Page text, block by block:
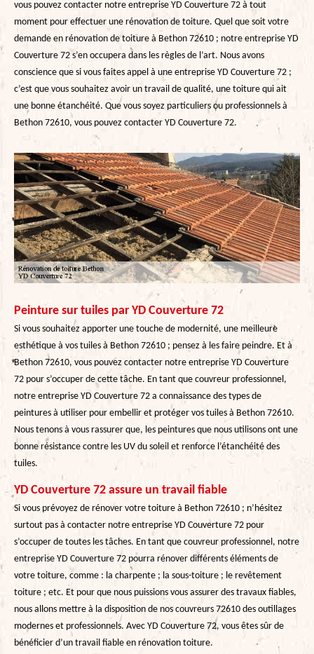
vous pouvez contacter notre entreprise YD Couverture 72 à tout
moment pour effectuer une rénovation de toiture. Quel que soit votre
demande en rénovation de toiture à Bethon 72610 ; notre entreprise YD
Couverture 72 s’en occupera dans les règles de l’art. Nous avons
conscience que si vous faites appel à une entreprise YD Couverture 72 ;
c’est que vous souhaitez avoir un travail de qualité, une toiture qui ait
une bonne étanchéité. Que vous soyez particuliers ou professionnels à
Bethon 72610, vous pouvez contacter YD Couverture 72.
Peinture sur tuiles par YD Couverture 72
Si vous souhaitez apporter une touche de modernité, une meilleure
esthétique à vos tuiles à Bethon 72610 ; pensez à les faire peindre. Et à
Bethon 72610, vous pouvez contacter notre entreprise YD Couverture
72 pour s’occuper de cette tâche. En tant que couvreur professionnel,
notre entreprise YD Couverture 72 a connaissance des types de
peintures à utiliser pour embellir et protéger vos tuiles à Bethon 72610.
Nous tenons à vous rassurer que, les peintures que nous utilisons ont une
bonne résistance contre les UV du soleil et renforce l’étanchéité des
tuiles.
YD Couverture 72 assure un travail fiable
Si vous prévoyez de rénover votre toiture à Bethon 72610 ; n’hésitez
surtout pas à contacter notre entreprise YD Couverture 72 pour
s’occuper de toutes les tâches. En tant que couvreur professionnel, notre
entreprise YD Couverture 72 pourra rénover différents éléments de
votre toiture, comme : la charpente ; la sous-toiture ; le revêtement
toiture ; etc. Et pour que nous puissions vous assurer des travaux fiables,
nous allons mettre à la disposition de nos couvreurs 72610 des outillages
modernes et professionnels. Avec YD Couverture 72, vous êtes sûr de
bénéficier d’un travail fiable en rénovation toiture.